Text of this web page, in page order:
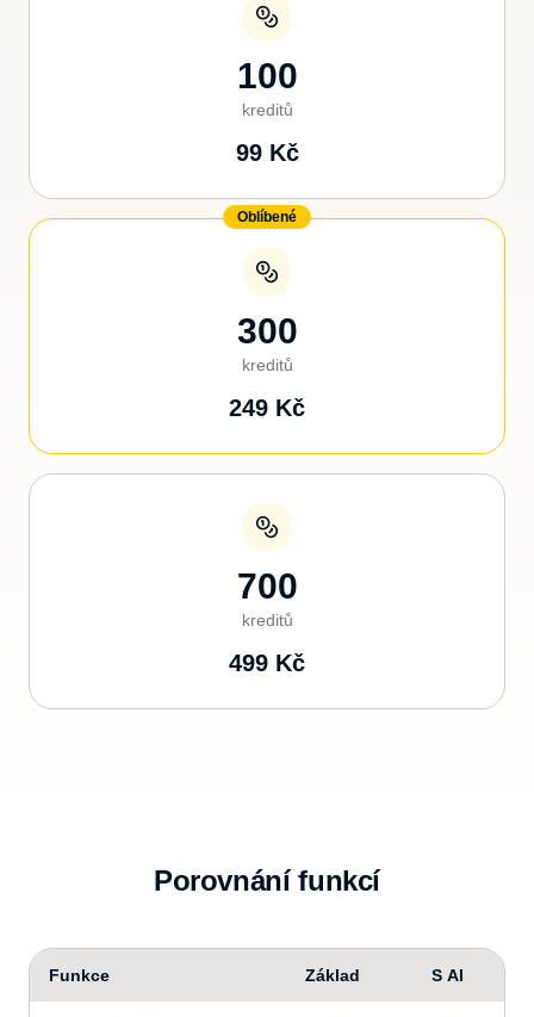
100
kreditů
99Kč
Oblíbené
300
kreditů
249 Kč
700
kreditů
499 Kč
Porovnání funkcí
Funkce Základ S AI